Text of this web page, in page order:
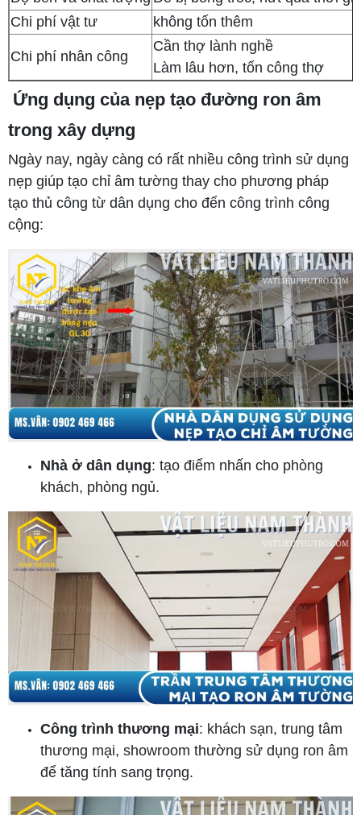
Chi phí vật tư
không tốn thêm
Chi phí nhân công
Cần thợ lành nghề
Làm lâu hơn, tốn công thợ
Ứng dụng của nẹp tạo đường ron âm
trong xây dựng
Ngày nay, ngày càng có rất nhiều công trình sử dụng
nẹp giúp tạo chỉ âm tường thay cho phương pháp
tạo thủ công từ dân dụng cho đến công trình công
cộng:
Nhà ở dân dụng: tạo điểm nhấn cho phòng
khách, phòng ngủ.
Công trình thương mại: khách sạn, trung tâm
thương mại, showroom thường sử dụng ron âm
để tăng tính sang trọng.